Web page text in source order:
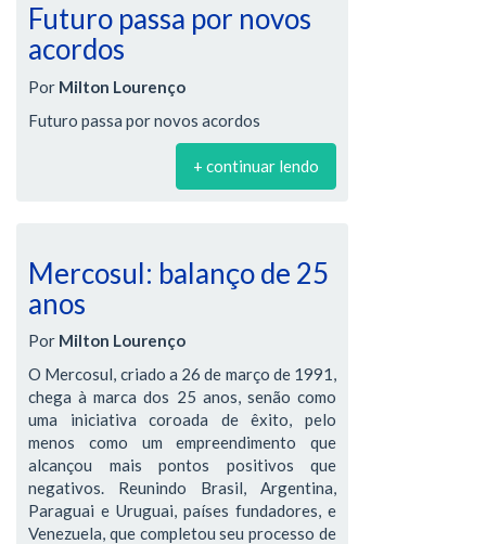
Futuro passa por novos
acordos
Por Milton Lourenço
Futuro passa por novos acordos
+ continuar lendo
Mercosul: balanço de 25
anos
Por Milton Lourenço
O Mercosul, criado a 26 de março de 1991,
chega à marca dos 25 anos, senão como
uma iniciativa coroada de êxito, pelo
menos como um empreendimento que
alcançou mais pontos positivos que
negativos. Reunindo Brasil, Argentina,
Paraguai e Uruguai, países fundadores, e
Venezuela, que completou seu processo de